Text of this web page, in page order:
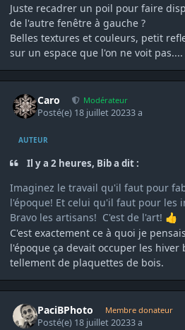
Juste recadrer un poil pour faire
de l'autre fenêtre à gauche ?
Belles textures et couleurs, petit
sur un espace que l'on ne voit
Caro Modérateur
Posté(e) 18 juillet 20233 a
AUTEUR
Il y a 2 heures, Bib a dit :
Imaginez le travail qu'il faut pour
l'époque! Et celui qu'il faut pour les
Bravo les artisans! C'est de l'art! 👍
C'est exactement ce à quoi je
l'époque ça devait occuper les
tellement de plaquettes de bois.
PaciBPhoto Membre donateur
Posté(e) 18 juillet 20233 a